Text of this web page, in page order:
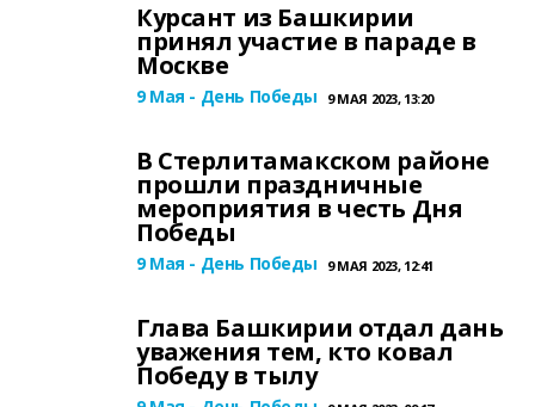
Курсант из Башкирии
принял участие в параде в
Москве
9 Мая - День Победы 9 МАЯ 2023, 13:20
В Стерлитамакском районе
прошли праздничные
мероприятия в честь Дня
Победы
9 Мая - День Победы 9 МАЯ 2023, 12:41
Глава Башкирии отдал дань
уважения тем, кто ковал
Победу в тылу